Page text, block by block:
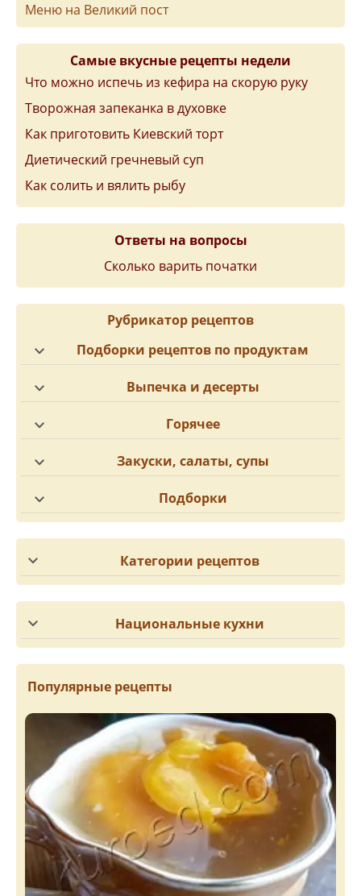
Меню на Великий пост
Самые вкусные рецепты недели
Что можно испечь из кефира на скорую руку
Творожная запеканка в духовке
Как приготовить Киевский торт
Диетический гречневый суп
Как солить и вялить рыбу
Ответы на вопросы
Сколько варить початки
Рубрикатор рецептов
Подборки рецептов по продуктам
Выпечка и десерты
Горячее
Закуски, салаты, супы
Подборки
Категории рецептов
Национальные кухни
Популярные рецепты